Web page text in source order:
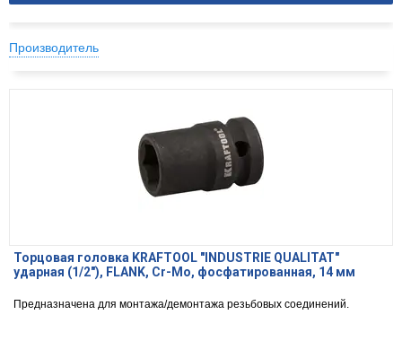
Производитель
Торцовая головка KRAFTOOL ″INDUSTRIE QUALITAT″
ударная (1/2″), FLANK, Cr-Mo, фосфатированная, 14 мм
Предназначена для монтажа/демонтажа резьбовых соединений.